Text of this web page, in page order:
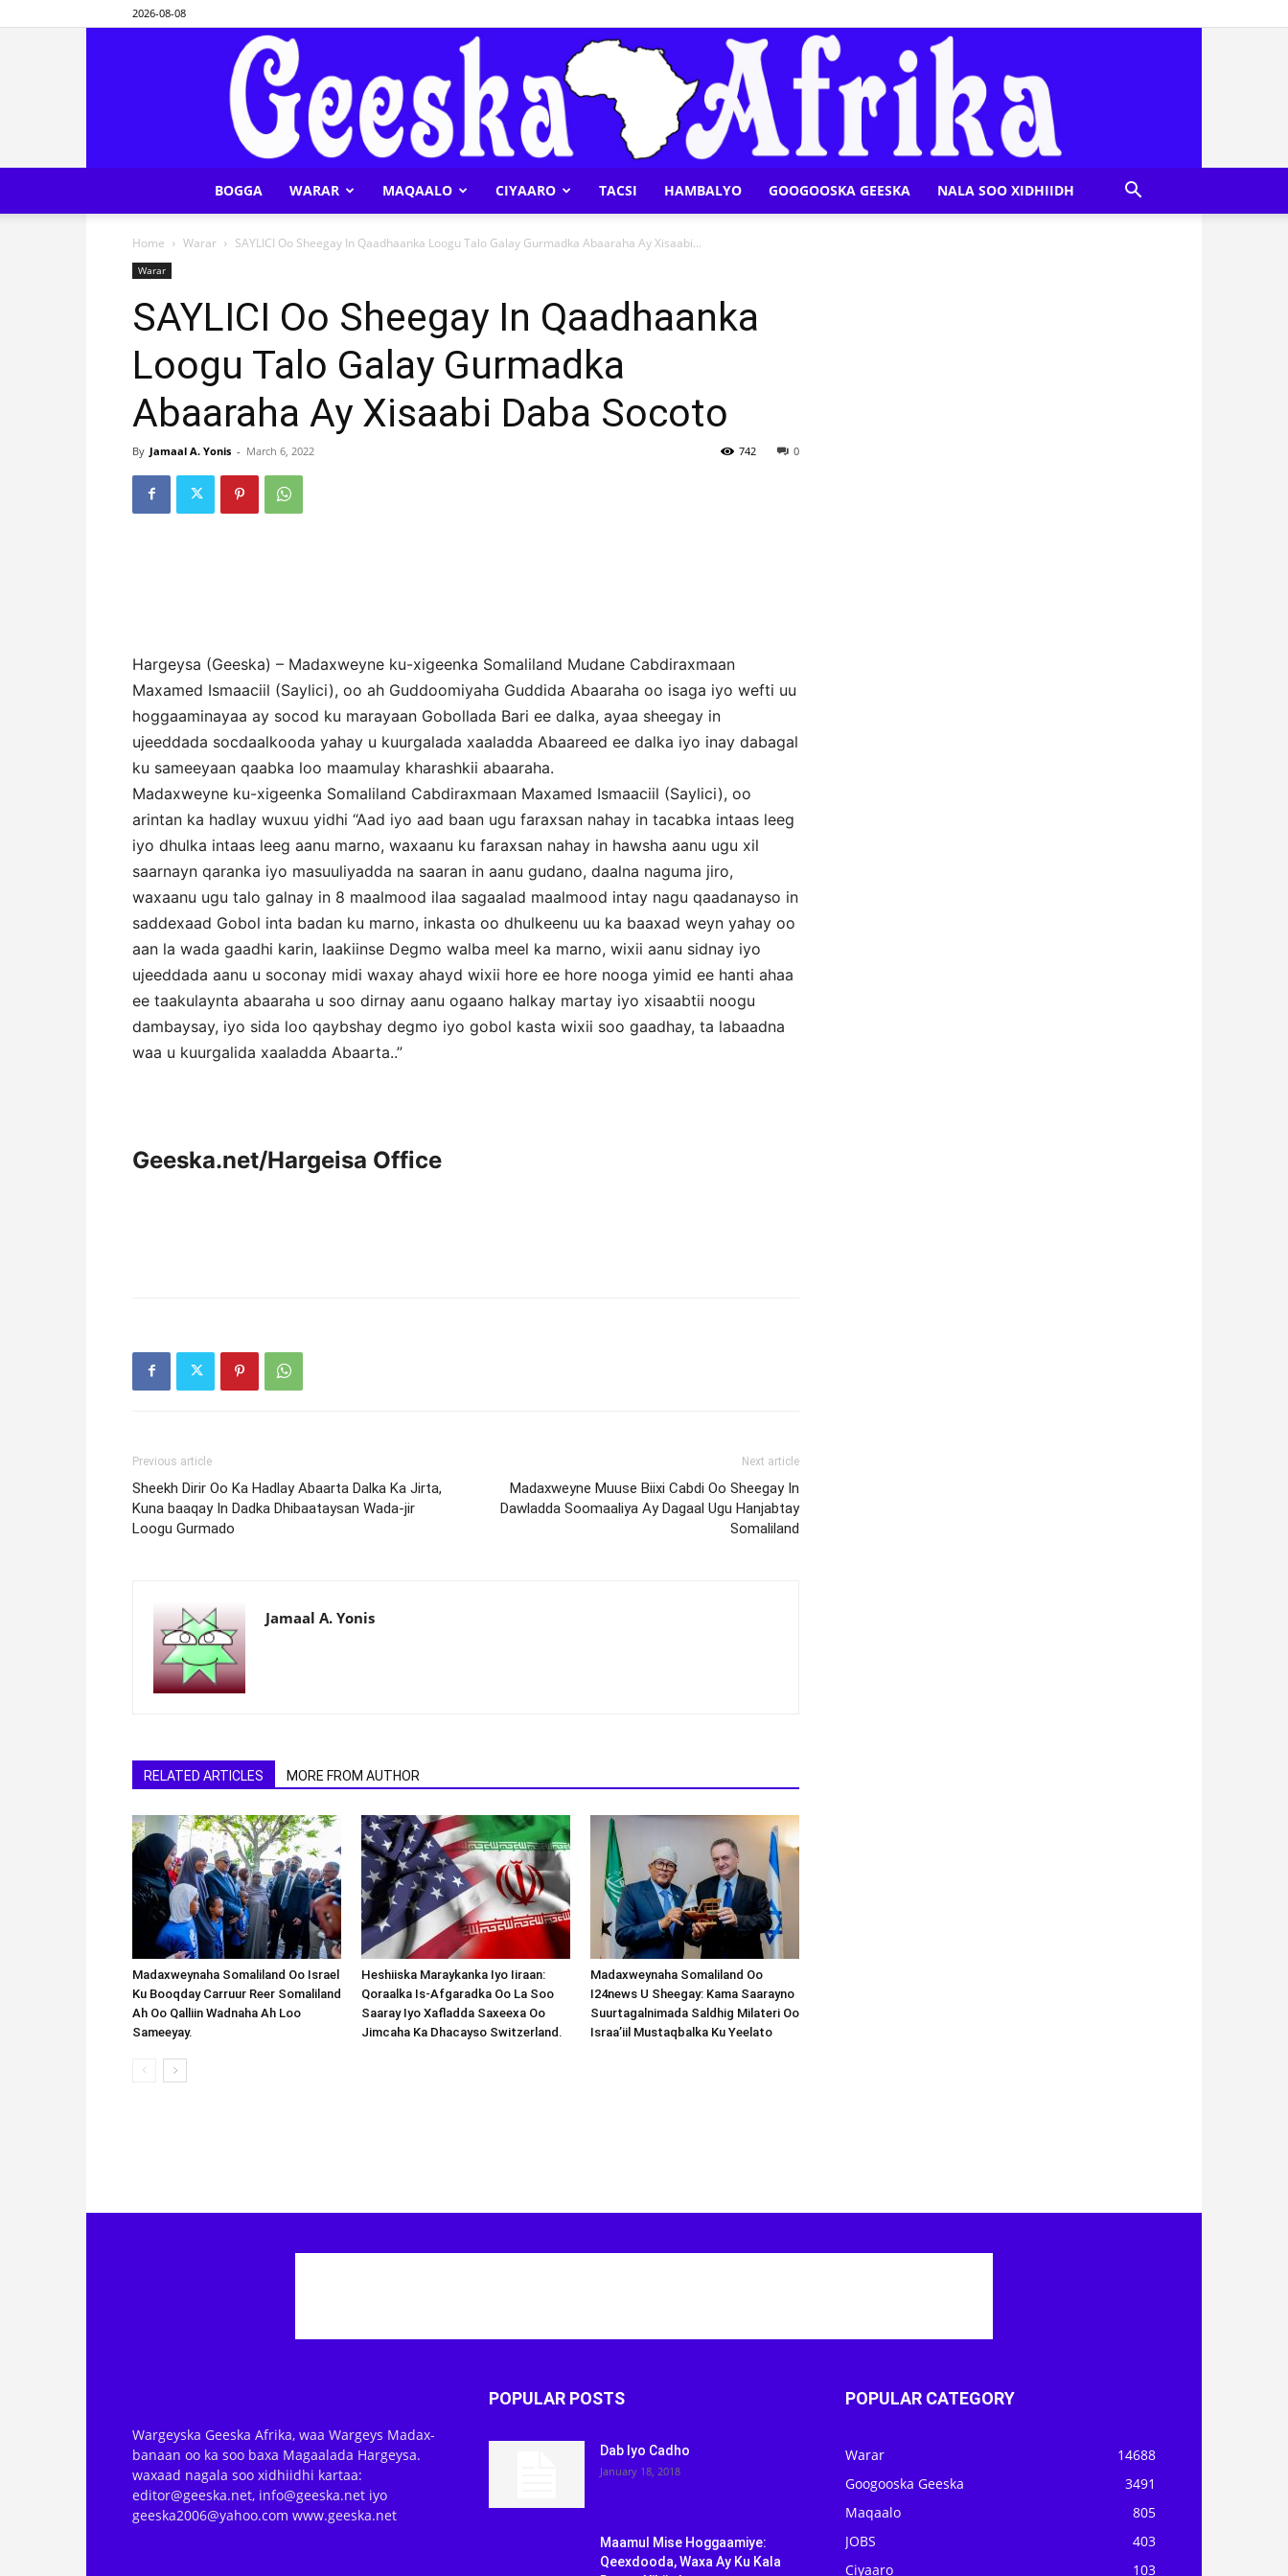
2026-08-08
BOGGA WARAR MAQAALO CIYAARO TACSI HAMBALYO GOOGOOSKA GEESKA NALA SOO XIDHIIDH
Home Warar SAYLICI Oo Sheegay In Qaadhaanka Loogu Talo Galay Gurmadka Abaaraha Ay Xisaabi...
Warar
SAYLICI Oo Sheegay In Qaadhaanka
Loogu Talo Galay Gurmadka
Abaaraha Ay Xisaabi Daba Socoto
By Jamaal A. Yonis - March 6, 2022 0
742
Hargeysa (Geeska) – Madaxweyne ku-xigeenka Somaliland Mudane Cabdiraxmaan
Maxamed Ismaaciil (Saylici), oo ah Guddoomiyaha Guddida Abaaraha oo isaga iyo wefti uu
hoggaaminayaa ay socod ku marayaan Gobollada Bari ee dalka, ayaa sheegay in
ujeeddada socdaalkooda yahay u kuurgalada xaaladda Abaareed ee dalka iyo inay dabagal
ku sameeyaan qaabka loo maamulay kharashkii abaaraha.
Madaxweyne ku-xigeenka Somaliland Cabdiraxmaan Maxamed Ismaaciil (Saylici), oo
arintan ka hadlay wuxuu yidhi “Aad iyo aad baan ugu faraxsan nahay in tacabka intaas leeg
iyo dhulka intaas leeg aanu marno, waxaanu ku faraxsan nahay in hawsha aanu ugu xil
saarnayn qaranka iyo masuuliyadda na saaran in aanu gudano, daalna naguma jiro,
waxaanu ugu talo galnay in 8 maalmood ilaa sagaalad maalmood intay nagu qaadanayso in
saddexaad Gobol inta badan ku marno, inkasta oo dhulkeenu uu ka baaxad weyn yahay oo
aan la wada gaadhi karin, laakiinse Degmo walba meel ka marno, wixii aanu sidnay iyo
ujeeddada aanu u soconay midi waxay ahayd wixii hore ee hore nooga yimid ee hanti ahaa
ee taakulaynta abaaraha u soo dirnay aanu ogaano halkay martay iyo xisaabtii noogu
dambaysay, iyo sida loo qaybshay degmo iyo gobol kasta wixii soo gaadhay, ta labaadna
waa u kuurgalida xaaladda Abaarta..”
Geeska.net/Hargeisa Office
Previous article
Sheekh Dirir Oo Ka Hadlay Abaarta Dalka Ka Jirta,
Kuna baaqay In Dadka Dhibaataysan Wada-jir
Loogu Gurmado
Next article
Madaxweyne Muuse Biixi Cabdi Oo Sheegay In
Dawladda Soomaaliya Ay Dagaal Ugu Hanjabtay
Somaliland
Jamaal A. Yonis
RELATED ARTICLES MORE FROM AUTHOR
Madaxweynaha Somaliland Oo Israel
Ku Booqday Carruur Reer Somaliland
Ah Oo Qalliin Wadnaha Ah Loo
Sameeyay.
Heshiiska Maraykanka Iyo Iiraan:
Qoraalka Is-Afgaradka Oo La Soo
Saaray Iyo Xafladda Saxeexa Oo
Jimcaha Ka Dhacayso Switzerland.
Madaxweynaha Somaliland Oo
I24news U Sheegay: Kama Saarayno
Suurtagalnimada Saldhig Milateri Oo
Israa’iil Mustaqbalka Ku Yeelato
Wargeyska Geeska Afrika, waa Wargeys Madax-
banaan oo ka soo baxa Magaalada Hargeysa.
waxaad nagala soo xidhiidhi kartaa:
editor@geeska.net, info@geeska.net iyo
geeska2006@yahoo.com www.geeska.net
POPULAR POSTS
Dab Iyo Cadho
January 18, 2018
Maamul Mise Hoggaamiye:
Qeexdooda, Waxa Ay Ku Kala
POPULAR CATEGORY
Warar
14688
Googooska Geeska
3491
Maqaalo
805
JOBS
403
Ciyaaro
103